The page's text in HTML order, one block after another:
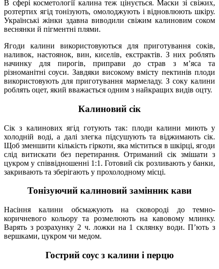
В сфері косметології калина теж цінується. Маски зі свіжих,
розтертих ягід тонізують, омолоджують і відновлюють шкіру.
Українські жінки здавна виводили свіжим калиновим соком
веснянки й пігментні плями.
Ягоди калини використовуються для приготування соків,
наливок, настоянок, вин, киселів, екстрактів. З них роблять
начинку для пирогів, приправи до страв з м’яса та
різноманітні соуси. Завдяки високому вмісту пектинів плоди
використовують для приготування мармеладу. З соку калини
роблять оцет, який вважається одним з найкращих видів оцту.
Калиновий сік
Сік з калинових ягід готують так: плоди калини миють у
холодній воді, а далі злегка підсушують та віджимають сік.
Щоб зменшити кількість гіркоти, яка міститься в шкірці, ягоди
слід витискати без перетирання. Отриманий сік змішати з
цукром у співвідношенні 1:1. Готовий сік розливають у банки,
закривають та зберігають у прохолодному місці.
Тонізуючий калиновий замінник кави
Насіння калини обсмажують на сковороді до темно-
коричневого кольору та розмелюють на кавовому млинку.
Варять з розрахунку 2 ч. ложки на 1 склянку води. П’ють з
вершками, цукром чи медом.
Гострий соус з калини і перцю